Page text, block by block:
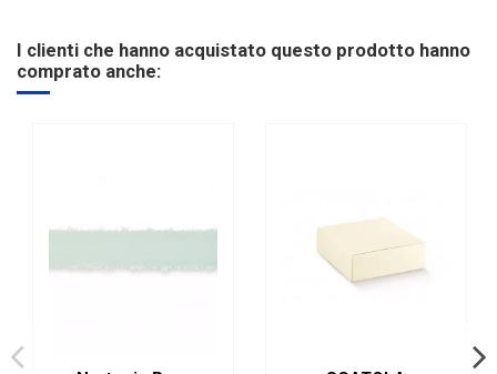
I clienti che hanno acquistato questo prodotto hanno
comprato anche: